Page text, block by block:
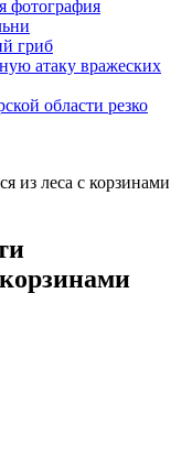
фотография
гриб
атаку вражеских
области резко
из леса с корзинами